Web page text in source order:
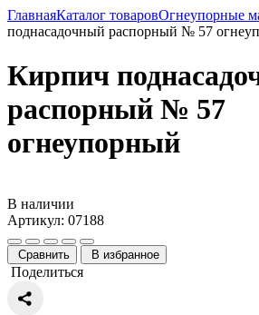
ГлавнаяКаталог товаровОгнеупорные
поднасадочный распорный № 57
Кирпич
распорный № 57
огнеупорный
В наличии
Артикул: 07188
Сравнить В избранное
Поделиться